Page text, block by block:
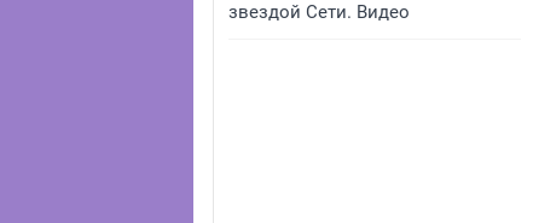
звездой Сети. Видео